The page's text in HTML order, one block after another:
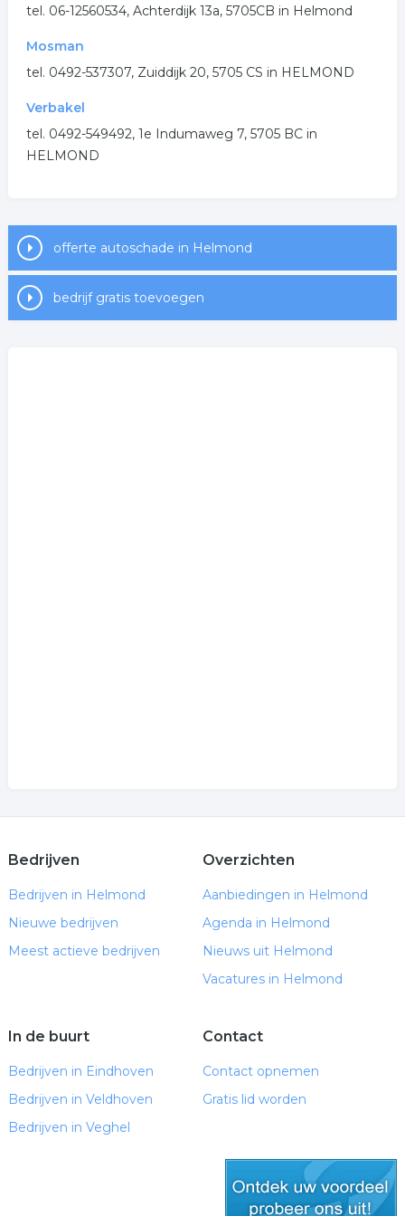
.tel. 06-12560534, Achterdijk 13a, 5705CB in Helmond
Mosman
tel. 0492-537307, Zuiddijk 20, 5705 CS in HELMOND
Verbakel
tel. 0492-549492, 1e Indumaweg 7, 5705 BC in
HELMOND
offerte autoschade in Helmond
bedrijf gratis toevoegen
Bedrijven
Bedrijven in Helmond
Nieuwe bedrijven
Meest actieve bedrijven
Overzichten
Aanbiedingen in Helmond
Agenda in Helmond
Nieuws uit Helmond
Vacatures in Helmond
In de buurt
Bedrijven in Eindhoven
Bedrijven in Veldhoven
Bedrijven in Veghel
Contact
Contact opnemen
Gratis lid worden